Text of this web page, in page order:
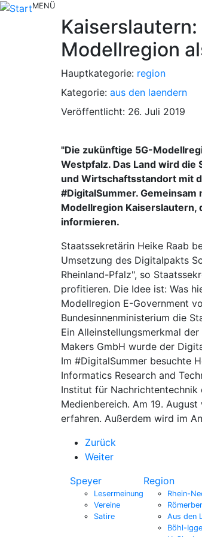
MENÜ
Modellregion
Hauptkategorie: region
Kategorie: aus den laendern
Veröffentlicht: 26. Juli 2019
"Die zukünftige 5G-
Westpfalz. Das Land wird
und Wirtschaftsstandort mit
#DigitalSummer.
Modellregion Kaiserslautern,
informieren.
Staatssekretärin Heike Raab
Umsetzung des Digitalpakts
Rheinland-Pfalz", so
profitieren. Die Idee ist: Was
Modellregion E-Government
Bundesinnenministerium die
Ein Alleinstellungsmerkmal
Makers GmbH wurde der
Im #DigitalSummer besuchte
Informatics Research and
Institut für
Medienbereich. Am 19.
erfahren. Außerdem wird im
Zurück
Weiter
Speyer
Lesermeinung
Vereine
Satire
Region
Rhein-
Aus den
Böhl-